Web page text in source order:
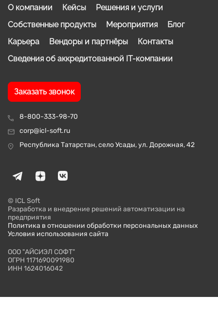
8-800-333-98-70
corp@icl-soft.ru
Республика Татарстан, село Усады, ул. Дорожная, 42
О компании Кейсы
Решения и услуги
Собственные продукты
Мероприятия
Блог
Карьера
Вендоры и партнёры
Контакты
Сведения об аккредитованной IT-компании
Заказать звонок
© ICL Soft
Разработка и внедрение решений автоматизации на
предприятия
Политика в отношении обработки персональных данных
Условия использования сайта
ООО "АЙСИЭЛ СОФТ"
ОГРН 1171690091980
ИНН 1624016042